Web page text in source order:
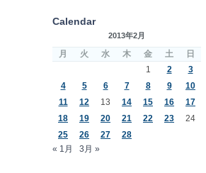
Calendar
2013年2月
月 火 水 木 金 土
日
1
2
3
4
5 6 7 8 9
10
11
12 13 14 15 16
17
18
19 20 21 22 23
24
25
26 27
28
« 1月
3月 »